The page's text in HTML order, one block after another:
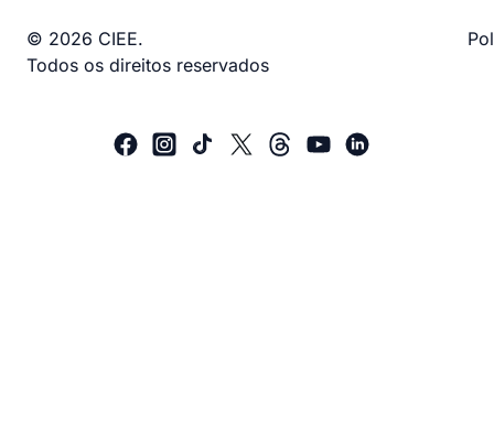
© 2026 CIEE.
Todos os direitos reservados